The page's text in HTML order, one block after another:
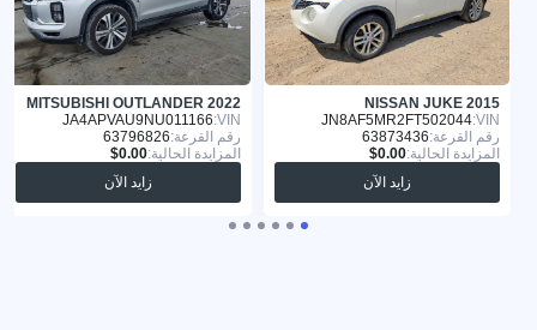
NISSAN JUKE 2015
VIN:
JN8AF5MR2FT502044
رقم القرعة:63873436
المزايدة الحالية:
زايد الآن
MITSUBISHI OUTLANDER 2022
VIN:
JA4APVAU9NU011166
رقم القرعة:63796826
المزايدة الحالية:
زايد الآن